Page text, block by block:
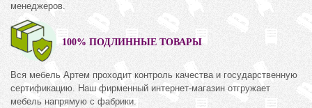
менеджеров.
100% ПОДЛИННЫЕ ТОВАРЫ
Вся мебель Артем проходит контроль качества и государственную
сертификацию. Наш фирменный интернет-магазин отгружает
мебель напрямую с фабрики.